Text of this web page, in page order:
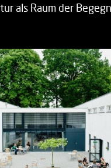
als Raum der